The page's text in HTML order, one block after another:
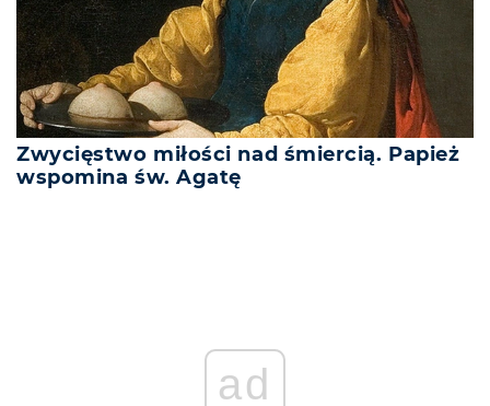
Zwycięstwo miłości nad śmiercią. Papież
wspomina św. Agatę
ad